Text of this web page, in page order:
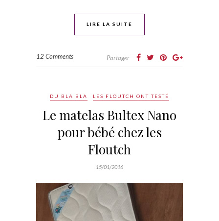
LIRE LA SUITE
12 Comments Partager
DU BLA BLA LES FLOUTCH ONT TESTÉ
Le matelas Bultex Nano
pour bébé chez les
Floutch
15/01/2016